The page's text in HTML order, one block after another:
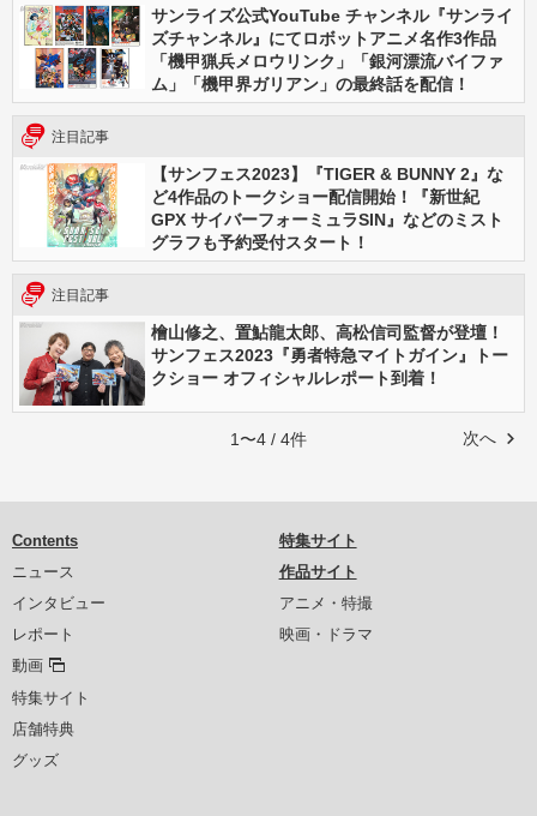
サンライズ公式YouTube チャンネル『サンライ
ズチャンネル』にてロボットアニメ名作3作品
「機甲猟兵メロウリンク」「銀河漂流バイファ
ム」「機甲界ガリアン」の最終話を配信！
注目記事
【サンフェス2023】『TIGER & BUNNY 2』な
ど4作品のトークショー配信開始！『新世紀
GPX サイバーフォーミュラSIN』などのミスト
グラフも予約受付スタート！
注目記事
檜山修之、置鮎龍太郎、高松信司監督が登壇！
サンフェス2023『勇者特急マイトガイン』トー
クショー オフィシャルレポート到着！
次へ
1〜4 / 4件
Contents
ニュース
インタビュー
レポート
動画
特集サイト
店舗特典
グッズ
特集サイト
作品サイト
アニメ・特撮
映画・ドラマ